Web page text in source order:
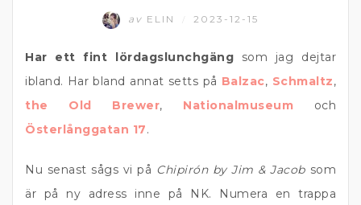
av ELIN 2023-12-15
Har ett fint lördagslunchgäng som jag dejtar
ibland. Har bland annat setts på Balzac, Schmaltz,
the Old Brewer, Nationalmuseum och
Österlånggatan 17.
Nu senast sågs vi på Chipirón by Jim & Jacobsom
är på ny adress inne på NK. Numera en trappa